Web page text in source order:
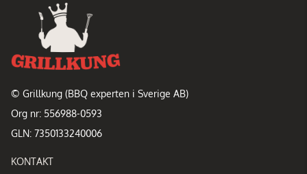
© Grillkung (BBQ experten i Sverige AB)
Org nr: 556988-0593
GLN: 7350133240006
KONTAKT